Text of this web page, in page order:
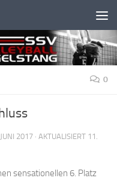
0
2017 · AKTUALISIERT 11.
sensationellen 6. Platz